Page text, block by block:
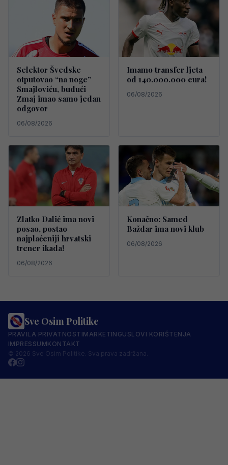
Selektor Švedske
otputovao “na noge”
Smajloviću, budući
Zmaj imao samo jedan
odgovor
06/08/2026
Imamo transfer ljeta
od 140.000.000 eura!
06/08/2026
Zlatko Dalić ima novi
posao, postao
najplaćeniji hrvatski
trener ikada!
06/08/2026
Konačno: Samed
Baždar ima novi klub
06/08/2026
Sve Osim Politike
PRAVILA PRIVATNOSTIMARKETINGUSLOVI KORIŠTENJA
IMPRESSUMKONTAKT
© 2026 Sve Osim Politike. Sva prava zadržana.